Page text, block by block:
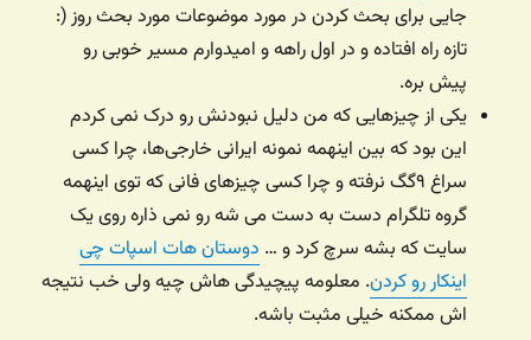
جایی برای بحث کردن در مورد موضوعات مورد بحث روز (:
تازه راه افتاده و در اول راهه و امیدوارم مسیر خوبی رو
پیش بره.
یکی از چیزهایی که من دلیل نبودنش رو درک نمی کردم
این بود که بین اینهمه نمونه ایرانی خارجی‌ها، چرا کسی
سراغ ۹گگ نرفته و چرا کسی چیزهای فانی که توی اینهمه
گروه تلگرام دست به دست می شه رو نمی ذاره روی یک
سایت که بشه سرچ کرد و … دوستان هات اسپات چی
اینکار رو کردن. معلومه پیچیدگی هاش چیه ولی خب نتیجه
اش ممکنه خیلی مثبت باشه.